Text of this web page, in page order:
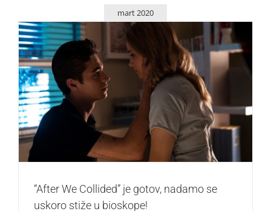
mart 2020
“After We Collided” je gotov, nadamo se uskoro stiže u
bioskope!
Život i zabava
“After We Collided” je gotov, nadamo se
uskoro stiže u bioskope!